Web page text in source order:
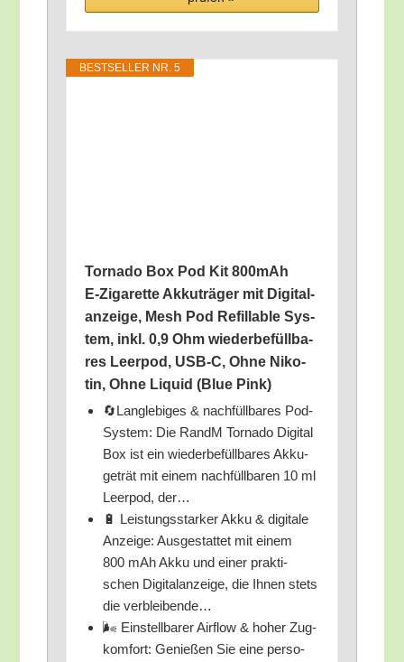
BEST­SEL­LER NR. 5
Tor­na­do Box Pod Kit 800mAh
E‑Zigarette Akku­trä­ger mit Digi­tal­
an­zei­ge, Mesh Pod Refillable Sys­
tem, inkl. 0,9 Ohm wie­der­be­füll­ba­
res Leer­pod, USB‑C, Ohne Niko­
tin, Ohne Liquid (Blue Pink)
🔄Lang­le­bi­ges & nach­füll­ba­res Pod-
Sys­tem: Die RandM Tor­na­do Digi­tal
Box ist ein wie­der­be­füll­ba­res Akku­
ge­trät mit einem nach­füll­ba­ren 10 ml
Leer­pod, der…
🔋 Leis­tungs­star­ker Akku & digi­ta­le
Anzei­ge: Aus­ge­stat­tet mit einem
800 mAh Akku und einer prak­ti­
schen Digi­tal­an­zei­ge, die Ihnen stets
die verbleibende…
🌬️ Ein­stell­ba­rer Air­flow & hoher Zug­
kom­fort: Genie­ßen Sie eine per­so­